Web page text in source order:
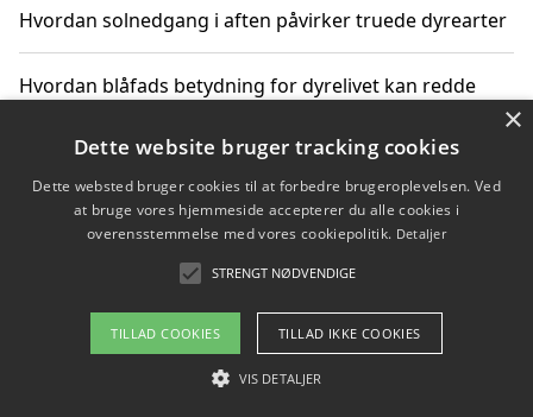
Hvordan solnedgang i aften påvirker truede dyrearter
Hvordan blåfads betydning for dyrelivet kan redde
Hvordan kan gaver til unge voksne støtte bevarelsen
af truede dyrearter
Copyright 2026 - Pilanto Aps
Om / kontakt
Blog Betingelser
×
Dette website bruger tracking cookies
Dette websted bruger cookies til at forbedre brugeroplevelsen. Ved
at bruge vores hjemmeside accepterer du alle cookies i
overensstemmelse med vores cookiepolitik. Detaljer
STRENGT NØDVENDIGE
TILLAD COOKIES TILLAD IKKE COOKIES
VIS DETALJER